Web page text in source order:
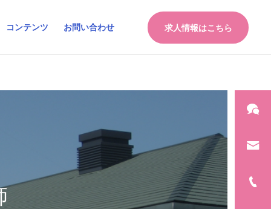
コンテンツ お問い合わせ 求人情報はこちら